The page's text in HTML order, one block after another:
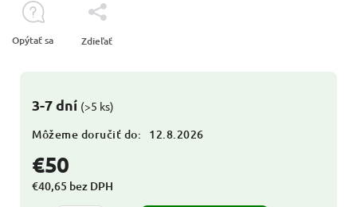
€50
€40,65 bez DPH
3-7 dní (>5 ks)
Môžeme doručiť do: 12.8.2026
Opýtať sa Zdieľať